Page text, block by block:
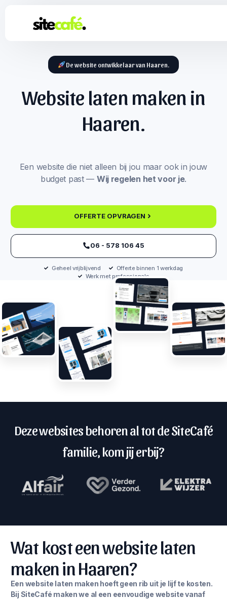
De website ontwikkelaar van Haaren.
Website laten maken in
Haaren.
Een website die niet alleen bij jou maar ook in jouw
budget past — Wij regelen het voor je.
OFFERTE OPVRAGEN
‪06 - 578 106 45‬
Geheel vrijblijvend
Offerte binnen 1 werkdag
Werk met professionals
Deze websites behoren al tot de SiteCafé
familie, kom jij erbij?
Wat kost een website laten
maken in Haaren?
Een website laten maken hoeft geen rib uit je lijf te kosten.
Bij SiteCafé maken we al een eenvoudige website vanaf